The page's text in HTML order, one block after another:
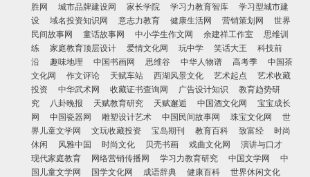
胜网
城市品牌建设网 家长学院 学习力教育智库
学习型城市建
设
域名投资知识网 意志力教育 健康生活网 营销策划网
世界
民间故事网
童话故事网 中小学生作文网 余建祥工作室
思维训
练
家庭教育顶层设计 爱情文化网 玩中学 笑话大王
科技前
沿
趣味地理 中国书画网 思维谷 中华人物谱 高考季
中国茶
文化网
作文评论 天赋车站 西湖风景文化 艺术起点
艺术收藏
投资
中华武术网 收藏证书查询网 广告设计知识
教育趋势研
究
八卦晚报 天赋教育研究 天赋邂逅 中国酒文化网
宝宝成长
网
中国瓷器网 雕塑设计艺术 中国民间故事网 珠宝文化网
世
界儿童文学网
文玩收藏投资 宝岛期刊 教育百科 致富经
时尚
休闲
风雅中国 时尚文化 贝壳书画 戏曲文化网
演讲与口才
现代家庭教育
网络营销传播网 学习力教育研究 中国文学网
中
国儿童文学网
国学文化网 成语辞典 健康百科 世界休闲文化